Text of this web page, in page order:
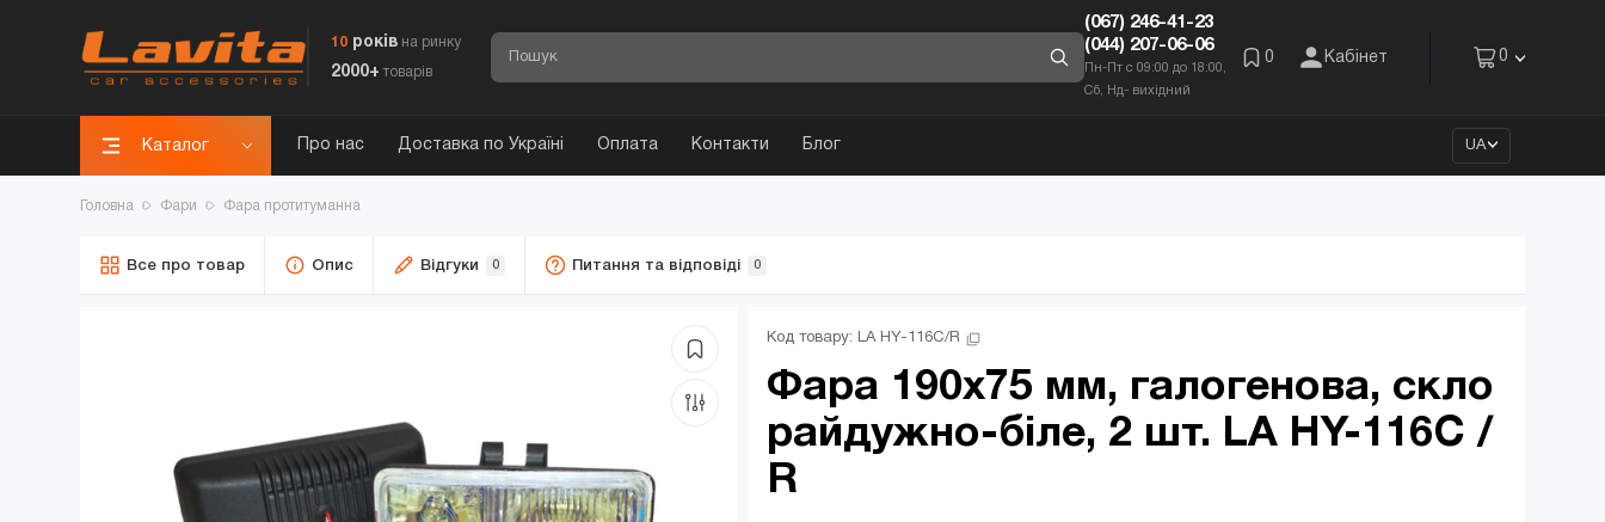
10 років на ринку
2000+ товарів
(067) 246-41-23
(044) 207-06-06
Пн-Пт с 09:00 до 18:00,
Сб, Нд- вихідний
0 Кабінет 0
Каталог Про нас Доставка по Україні Оплата Контакти Блог UA
Головна Фари Фара протитуманна
Все про товар Опис Відгуки 0 Питання та відповіді 0
Код товару: LA HY-116C/R
Фара 190x75 мм, галогенова, скло
райдужно-біле, 2 шт. LA HY-116C /
R